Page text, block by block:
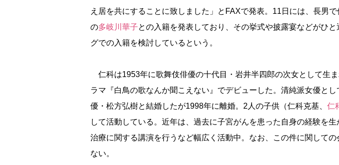
え居を共にすることに致しました」とFAXで発表。11日には、長男で
の多岐川華子との入籍を発表しており、その挙式や披露宴などがひ
グでの入籍を検討しているという。
仁科は1953年に歌舞伎俳優の十代目・岩井半四郎の次女として生
ラマ『白鳥の歌なんか聞こえない』でデビューした。清純派女優と
優・松方弘樹と結婚したが1998年に離婚。2人の子供（仁科克基、 仁
して活動している。近年は、過去に子宮がんを患った自身の経験を
治療に関する講演を行うなど幅広く活動中。なお、この件に関して
ない。